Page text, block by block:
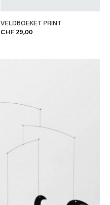
VELDBOEKET PRINT
CHF 29,00